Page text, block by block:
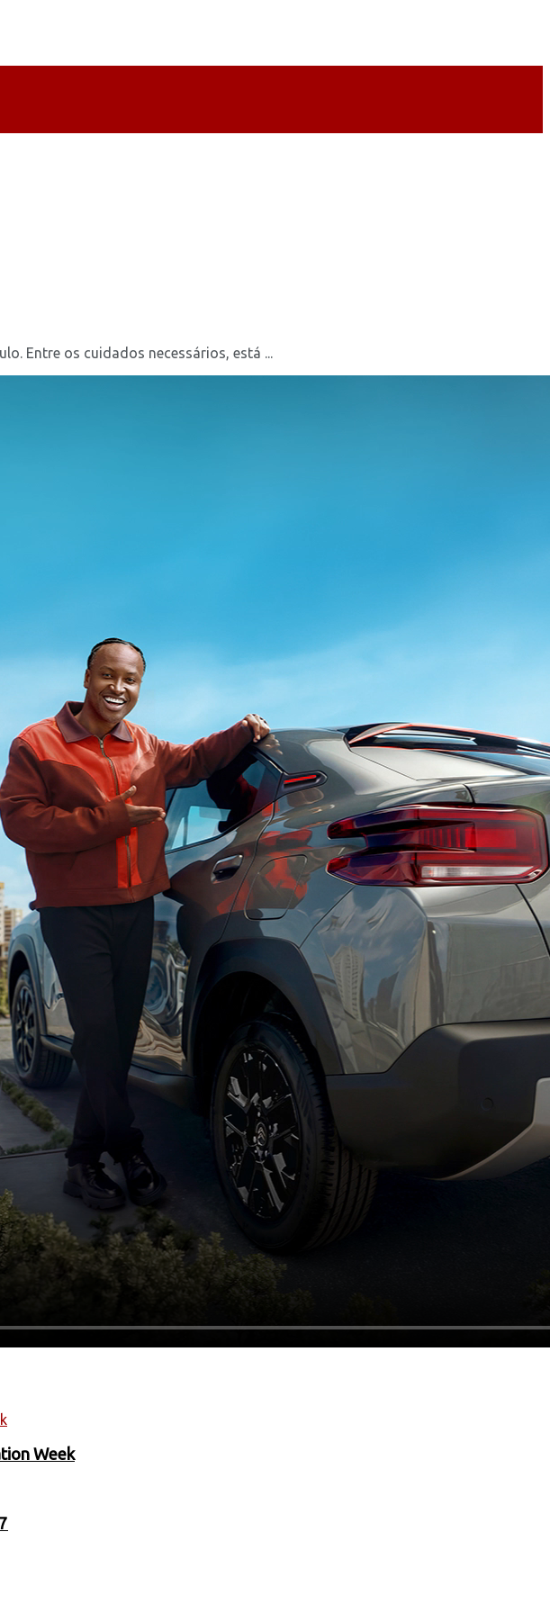
Entre os cuidados necessários, está ...
Week